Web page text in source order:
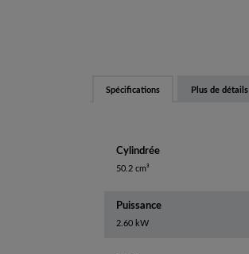
Spécifications Plus de détails
Cylindrée
50.2 cm³
Puissance
2.60 kW